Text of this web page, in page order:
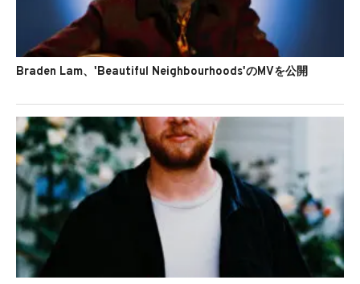
Braden Lam、'Beautiful Neighbourhoods'のMVを公開